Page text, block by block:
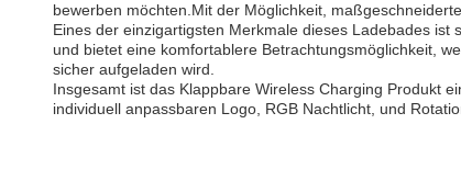
bewerben möchten.Mit der Möglichkeit,
Eines der einzigartigsten Merkmale dieses Ladebades
und bietet eine komfortablere Betrachtungsmöglichkeit,
sicher aufgeladen wird.
Insgesamt ist das Klappbare Wireless Charging Produkt
individuell anpassbaren Logo, RGB Nachtlicht, und